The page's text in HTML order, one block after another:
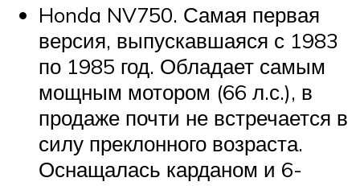
Honda NV750. Самая первая
версия, выпускавшаяся с 1983
по 1985 год. Обладает самым
мощным мотором (66 л.с.), в
продаже почти не встречается в
силу преклонного возраста.
Оснащалась карданом и 6-